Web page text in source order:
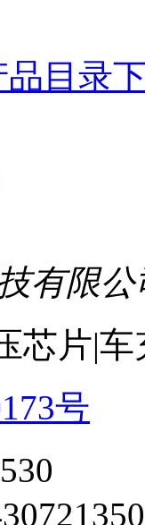
目录
有限公
芯片|
号